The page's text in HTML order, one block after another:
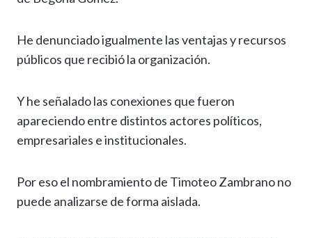
He denunciado igualmente las ventajas y recursos
públicos que recibió la organización.
Y he señalado las conexiones que fueron
apareciendo entre distintos actores políticos,
empresariales e institucionales.
Por eso el nombramiento de Timoteo Zambrano no
puede analizarse de forma aislada.